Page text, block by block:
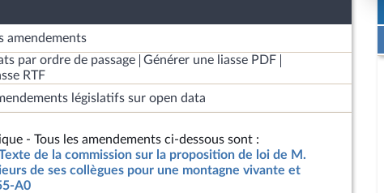
amendements
par ordre de passage
Générer une liasse PDF
RTF
législatifs sur open data
- Tous les amendements ci-dessous sont :
de la commission sur la proposition de loi de M.
de ses collègues pour une montagne vivante et
A0